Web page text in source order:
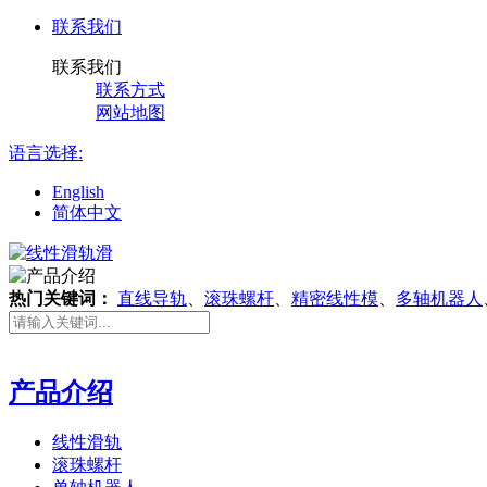
联系我们
联系我们
联系方式
网站地图
语言选择:
English
简体中文
热门关键词： 直线导轨 滚珠螺杆 精密线性模 多轴机器人
产品介绍
线性滑轨
滚珠螺杆